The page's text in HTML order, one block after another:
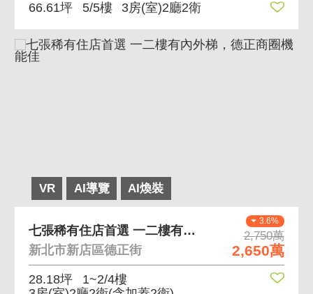
66.61坪 5/5樓 3房(室)2廳2衛
VR AI導覽 AI煥裝
3.6%
2,750萬
2,650萬
七張稀有住店首選 一二樓有內外梯，德正商圈機能佳
新北市新店區德正街
28.18坪
1~2/4樓